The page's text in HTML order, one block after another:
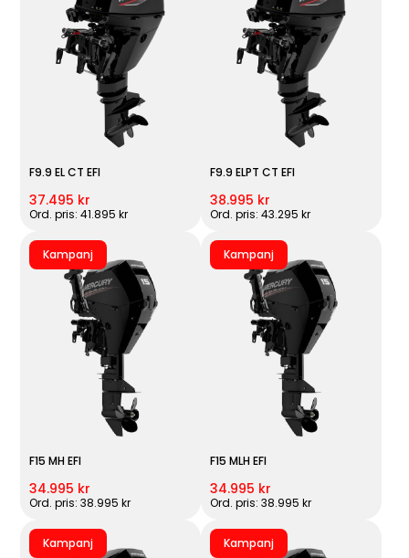
F9.9 EL CT EFI
37.495 kr
Ord. pris: 41.895 kr
F9.9 ELPT CT EFI
38.995 kr
Ord. pris: 43.295 kr
Kampanj
F15 MH EFI
34.995 kr
Ord. pris: 38.995 kr
Kampanj
F15 MLH EFI
34.995 kr
Ord. pris: 38.995 kr
Kampanj Kampanj